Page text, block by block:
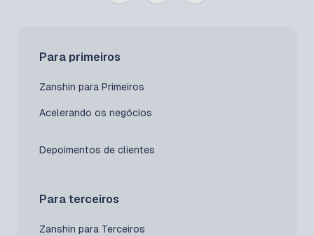
Para primeiros
Zanshin para Primeiros
Acelerando os negócios
Depoimentos de clientes
Para terceiros
Zanshin para Terceiros